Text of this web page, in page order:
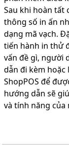
Sau khi hoàn tất
thông số in ấn
dạng mã vạch.
tiến hành in thử
vấn đề gì, người
dẫn đi kèm hoặc
ShopPOS để
hướng dẫn sẽ
và tính năng của